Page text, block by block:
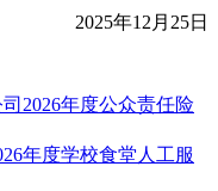
2025年12 月 25日
2026年度公众责任险
年度学校食堂人工服